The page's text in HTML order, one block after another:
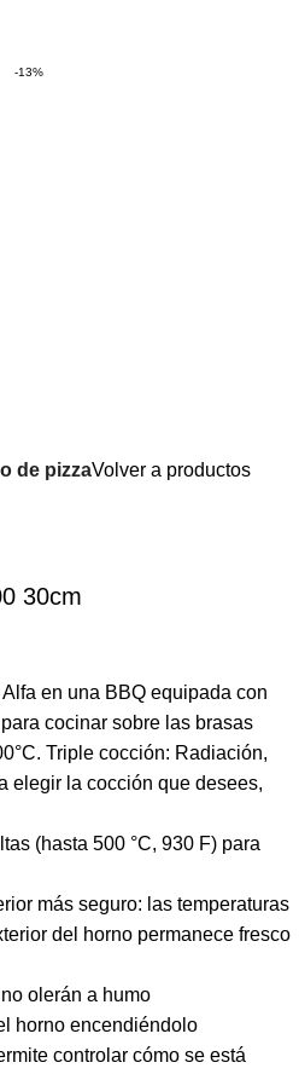
-13%
de pizzaVolver a productos
30cm
en una BBQ equipada con
cocinar sobre las brasas
Triple cocción: Radiación,
elegir la cocción que desees,
(hasta 500 °C, 930 F) para
más seguro: las temperaturas
del horno permanece fresco
olerán a humo
horno encendiéndolo
controlar cómo se está